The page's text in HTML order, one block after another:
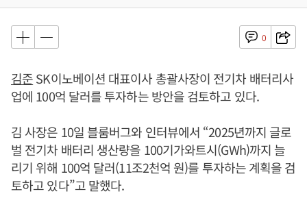
0
김준SK이노베이션 대표이사 총괄사장이 전기차 배터리사
업에 100억 달러를 투자하는 방안을 검토하고 있다.
김 사장은 10일 블룸버그와 인터뷰에서 “2025년까지 글로
벌 전기차 배터리 생산량을 100기가와트시(GWh)까지 늘
리기 위해 100억 달러(11조2천억 원)를 투자하는 계획을 검
토하고 있다”고 말했다.